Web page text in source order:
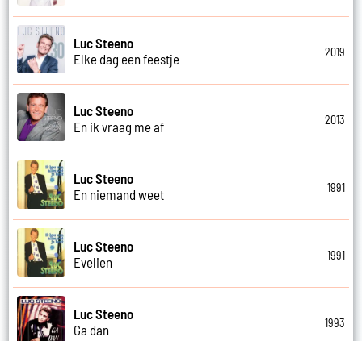
Luc Steeno
Elke dag een feestje
2019
Luc Steeno
En ik vraag me af
2013
Luc Steeno
En niemand weet
1991
Luc Steeno
Evelien
1991
Luc Steeno
Ga dan
1993